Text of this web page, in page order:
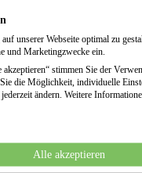
finanziellen Krise vertraut
für Verbraucher und
Verhandlungen mit
Lösungen zur
dem
unserer Webseite optimal zu
und Marketingzwecke ein.
stimmen Sie der
die Möglichkeit, individuelle
ändern. Weitere
Alle akzeptieren